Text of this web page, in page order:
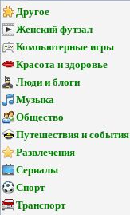
Другое
Женский футзал
Компьютерные игры
Красота и здоровье
Люди и блоги
Музыка
Общество
Путешествия и события
Развлечения
Сериалы
Спорт
Транспорт